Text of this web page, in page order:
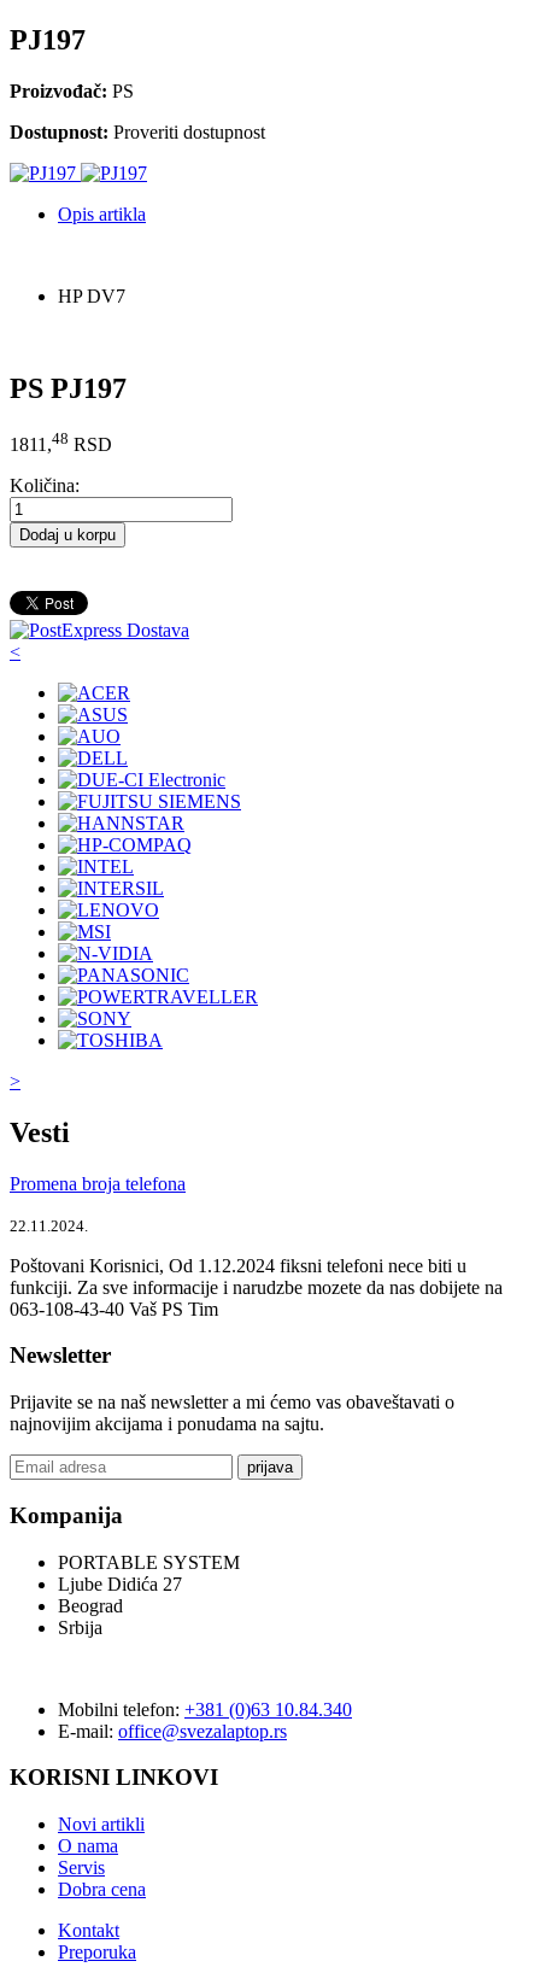
PJ197
Proizvođač: PS
Dostupnost: Proveriti dostupnost
Opis artikla
HP DV7
PS PJ197
1811,48 RSD
Količina:
Dodaj u korpu
<
>
Vesti
Promena broja telefona
22.11.2024.
Poštovani Korisnici, Od 1.12.2024 fiksni telefoni nece biti u
funkciji. Za sve informacije i narudzbe mozete da nas dobijete na
063-108-43-40 Vaš PS Tim
Newsletter
Prijavite se na naš newsletter a mi ćemo vas obaveštavati o
najnovijim akcijama i ponudama na sajtu.
prijava
Kompanija
PORTABLE SYSTEM
Ljube Didića 27
Beograd
Srbija
Mobilni telefon: +381 (0)63 10.84.340
E-mail: office@svezalaptop.rs
KORISNI LINKOVI
Novi artikli
O nama
Servis
Dobra cena
Kontakt
Preporuka